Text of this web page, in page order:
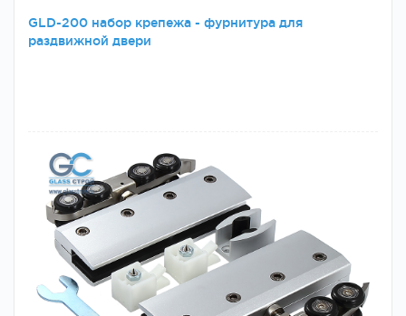
GLD-200 набор крепежа - фурнитура для
раздвижной двери